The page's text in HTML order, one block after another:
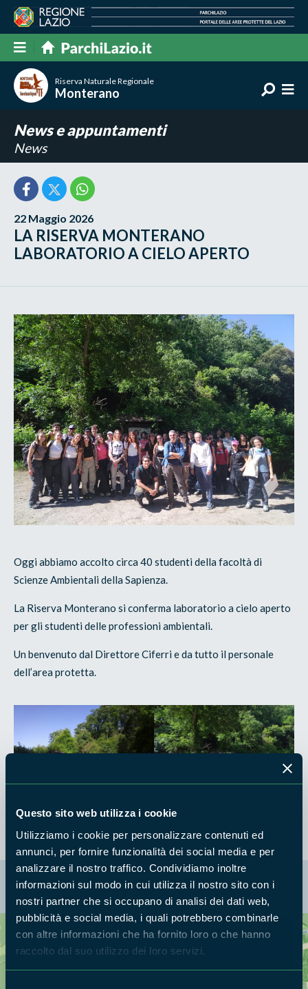
Questo sito web utilizza i cookie
Utilizziamo i cookie per personalizzare contenuti ed
annunci, per fornire funzionalità dei social media e per
analizzare il nostro traffico. Condividiamo inoltre
informazioni sul modo in cui utilizza il nostro sito con i
nostri partner che si occupano di analisi dei dati web,
pubblicità e social media, i quali potrebbero combinarle
con altre informazioni che ha fornito loro o che hanno
raccolto dal suo utilizzo dei loro servizi.
Riserva Naturale Regionale
Monterano
News e appuntamenti
News
22 Maggio 2026
LA RISERVA MONTERANO
LABORATORIO A CIELO APERTO
Oggi abbiamo accolto circa 40 studenti della facoltà di
Scienze Ambientali della Sapienza.
La Riserva Monterano si conferma laboratorio a cielo aperto
per gli studenti delle professioni ambientali.
Un benvenuto dal Direttore Ciferri e da tutto il personale
dell’area protetta.
La mappa di Parchilazio.it
Cerca nella mappa